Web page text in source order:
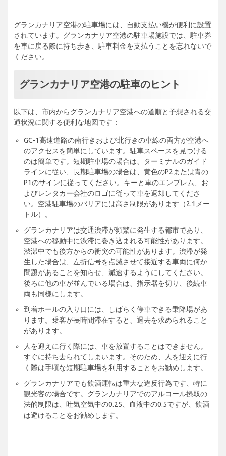
グランカナリア空港の駐車場には、自動支払い機が便利に設置
されています。グランカナリア空港の駐車場施設では、駐車券
を車に戻る際に持ち歩き、駐車料金を支払うことを忘れないで
ください。
グランカナリア空港の駐車のヒント
以下は、市内からグランカナリア空港への道順と予想される交
通状況に関する便利な地図です：
GC-1高速道路の南行きおよび北行きの車線の両方が空港へ
のアクセスを簡単にしています。駐車スペースを見つける
のは簡単です。短期駐車場の場合は、ターミナルのガイド
ラインに従い、長期駐車場の場合は、黄色のP2または青の
P1のサインに従ってください。キーと車のエンブレム、お
よびレンタカー会社のロゴに従って車を返却してくださ
い。空港駐車場のバリアには高さ制限があります（2.1メー
トル）。
グランカナリアは交通渋滞が頻繁に発生する都市であり、
空港への移動中に渋滞に巻き込まれる可能性があります。
渋滞中でも後方からの衝突の可能性があります。渋滞が発
生した場合は、左折信号を点滅させて接近する車両に何か
問題があることを知らせ、減速するようにしてください。
後ろに他の車が並んでいる場合は、指示器を切り、後続車
両も同様にします。
到着ホールの入り口には、しばらく停車できる乗降場があ
ります。乗客が長時間滞在すると、退去を求められること
があります。
人を迎えに行く際には、車を放置することはできません。
すぐに持ち去られてしまいます。そのため、人を迎えに行
く際は手頃な短期駐車場を利用することをお勧めします。
グランカナリアでも飲酒運転は重大な違反行為です、特に
観光客の場合です。グランカナリアでのアルコール摂取の
法的制限は、吐気空気中の0.25、血液中の0.5ですが、飲酒
は避けることをお勧めします。